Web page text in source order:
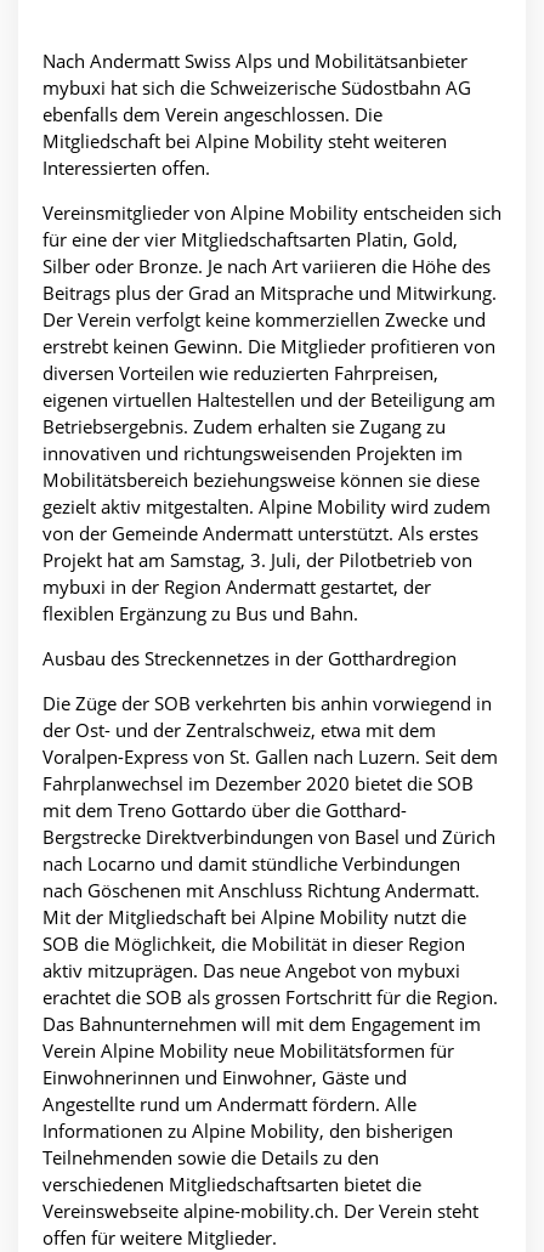
Nach Andermatt Swiss Alps und Mobilitätsanbieter
mybuxi hat sich die Schweizerische Südostbahn AG
ebenfalls dem Verein angeschlossen. Die
Mitgliedschaft bei Alpine Mobility steht weiteren
Interessierten offen.
Vereinsmitglieder von Alpine Mobility entscheiden sich
für eine der vier Mitgliedschaftsarten Platin, Gold,
Silber oder Bronze. Je nach Art variieren die Höhe des
Beitrags plus der Grad an Mitsprache und Mitwirkung.
Der Verein verfolgt keine kommerziellen Zwecke und
erstrebt keinen Gewinn. Die Mitglieder profitieren von
diversen Vorteilen wie reduzierten Fahrpreisen,
eigenen virtuellen Haltestellen und der Beteiligung am
Betriebsergebnis. Zudem erhalten sie Zugang zu
innovativen und richtungsweisenden Projekten im
Mobilitätsbereich beziehungsweise können sie diese
gezielt aktiv mitgestalten. Alpine Mobility wird zudem
von der Gemeinde Andermatt unterstützt. Als erstes
Projekt hat am Samstag, 3. Juli, der Pilotbetrieb von
mybuxi in der Region Andermatt gestartet, der
flexiblen Ergänzung zu Bus und Bahn.
Ausbau des Streckennetzes in der Gotthardregion
Die Züge der SOB verkehrten bis anhin vorwiegend in
der Ost- und der Zentralschweiz, etwa mit dem
Voralpen-Express von St. Gallen nach Luzern. Seit dem
Fahrplanwechsel im Dezember 2020 bietet die SOB
mit dem Treno Gottardo über die Gotthard-
Bergstrecke Direktverbindungen von Basel und Zürich
nach Locarno und damit stündliche Verbindungen
nach Göschenen mit Anschluss Richtung Andermatt.
Mit der Mitgliedschaft bei Alpine Mobility nutzt die
SOB die Möglichkeit, die Mobilität in dieser Region
aktiv mitzuprägen. Das neue Angebot von mybuxi
erachtet die SOB als grossen Fortschritt für die Region.
Das Bahnunternehmen will mit dem Engagement im
Verein Alpine Mobility neue Mobilitätsformen für
Einwohnerinnen und Einwohner, Gäste und
Angestellte rund um Andermatt fördern. Alle
Informationen zu Alpine Mobility, den bisherigen
Teilnehmenden sowie die Details zu den
verschiedenen Mitgliedschaftsarten bietet die
Vereinswebseite alpine-mobility.ch. Der Verein steht
offen für weitere Mitglieder.